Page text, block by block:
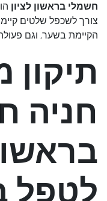
חשמלי בראשון לציון
צורך לשכפל שלטים
הקיימת בשער, וגם
תיקון
חניה
לטפל